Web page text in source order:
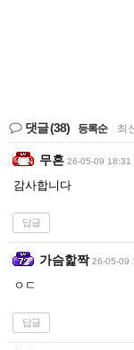
댓글(38) 등록순 최
무흔 26-05-09 18:31
감사합니다
답글
가슴핥짝 26-05-09
ㅇㄷ
답글